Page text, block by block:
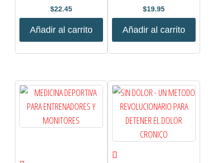
$22.45
Añadir al carrito
$19.95
Añadir al carrito